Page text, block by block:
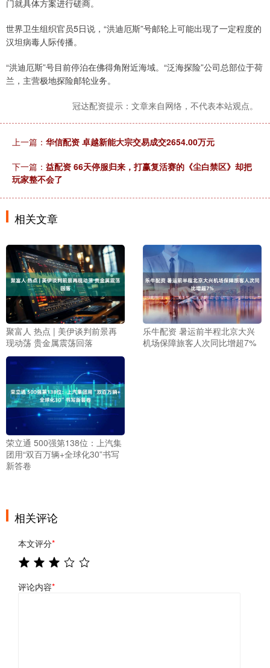
门就具体方案进行磋商。
世界卫生组织官员5日说，“洪迪厄斯”号邮轮上可能出现了一定程度的
汉坦病毒人际传播。
“洪迪厄斯”号目前停泊在佛得角附近海域。“泛海探险”公司总部位于荷
兰，主营极地探险邮轮业务。
冠达配资提示：文章来自网络，不代表本站观点。
上一篇： 华信配资 卓越新能大宗交易成交2654.00万元
下一篇： 益配资 66天停服归来，打赢复活赛的《尘白禁区》却把
玩家整不会了
相关文章
聚富人 热点 | 美伊谈判前景再
现动荡 贵金属震荡回落
乐牛配资 暑运前半程北京大兴
机场保障旅客人次同比增超7%
荣立通 500强第138位：上汽集
团用“双百万辆+全球化30”书写
新答卷
相关评论
本文评分*
评论内容*